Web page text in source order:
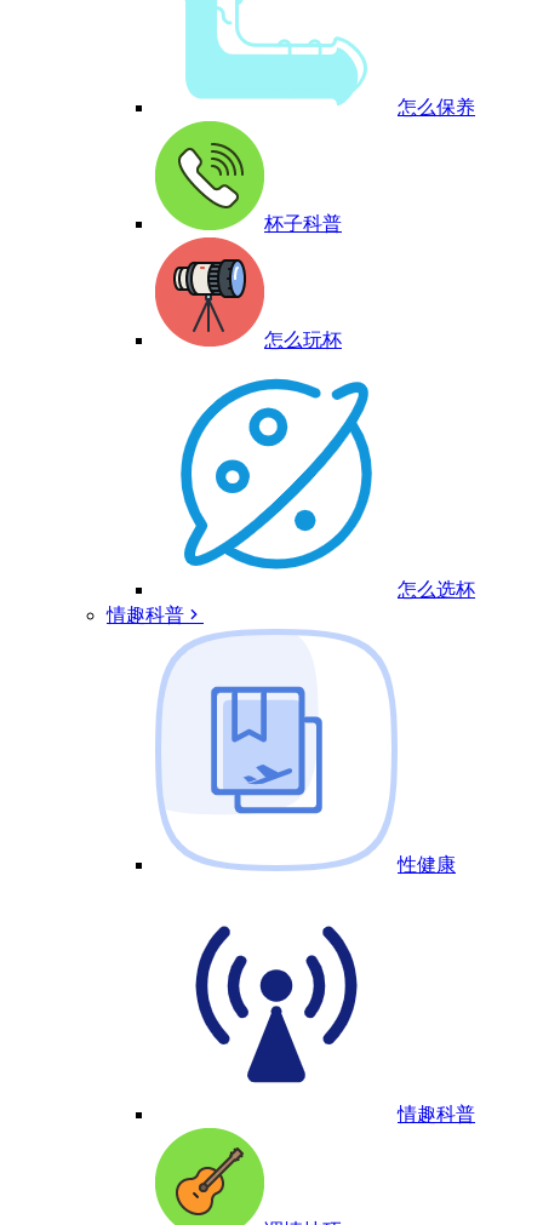
怎么保养
杯子科普
怎么玩杯
怎么选杯
情趣科普
性健康
情趣科普